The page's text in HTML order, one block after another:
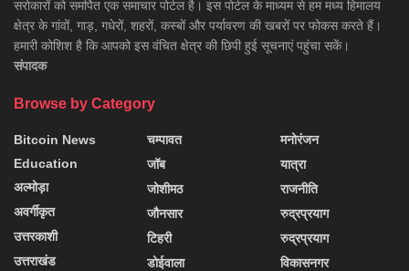
सरोकारों को समर्पित एक समाचार पोर्टल है। इस पोर्टल के माध्यम से हम मध्य हिमालय
क्षेत्र के गांवों, गाड़, गधेरों, शहरों, कस्बों और पर्यावरण की खबरों पर फोकस करते हैं।
हमारी कोशिश है कि आपको इस वंचित क्षेत्र की छिपी हुई सूचनाएं पहुंचा सकें।
संपादक
Browse by Category
Bitcoin News
Education
अल्मोड़ा
अवर्गीकृत
उत्तरकाशी
उत्तराखंड
चम्पावत
जॉब
जोशीमठ
जौनसार
टिहरी
डोईवाला
मनोरंजन
यात्रा
राजनीति
रुद्रप्रयाग
रुद्रप्रयाग
विकासनगर